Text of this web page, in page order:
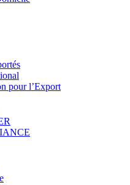
pour l’Export